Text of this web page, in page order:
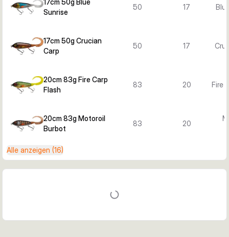
17cm 50g Blue
Sunrise
50 17
17cm 50g Crucian
Carp
50 17
20cm 83g Fire Carp
Flash
83 20 Fire
20cm 83g Motoroil
Burbot
83 20
Alle anzeigen (16)